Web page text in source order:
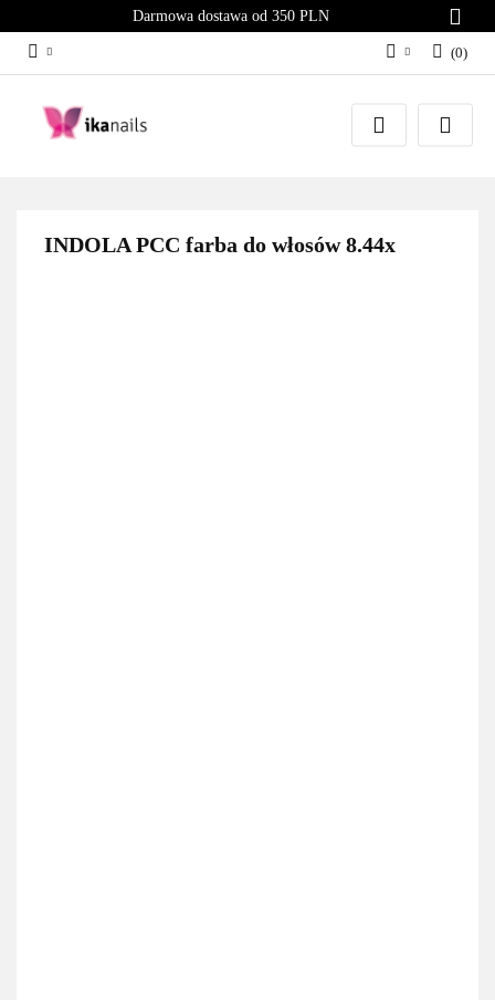
Darmowa dostawa od 350 PLN
Zaloguj się
Załóż konto
(0)
INDOLA PCC farba do włosów 8.44x